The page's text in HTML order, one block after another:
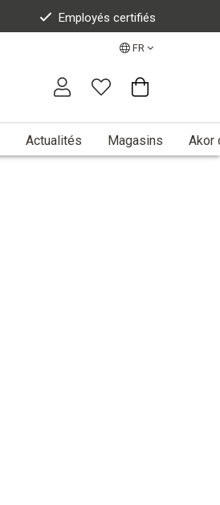
Employés certifiés
FR
Actualités Magasins Akor